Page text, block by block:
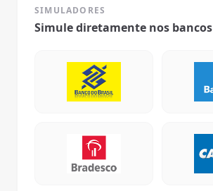
SIMULADORES
Simule diretamente nos bancos